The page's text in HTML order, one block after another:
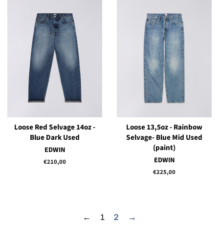
Loose Red Selvage 14oz -
Blue Dark Used
EDWIN
Prix
€210,00
Loose 13,5oz - Rainbow
Selvage- Blue Mid Used
(paint)
EDWIN
Prix
€225,00
← 1 2 →